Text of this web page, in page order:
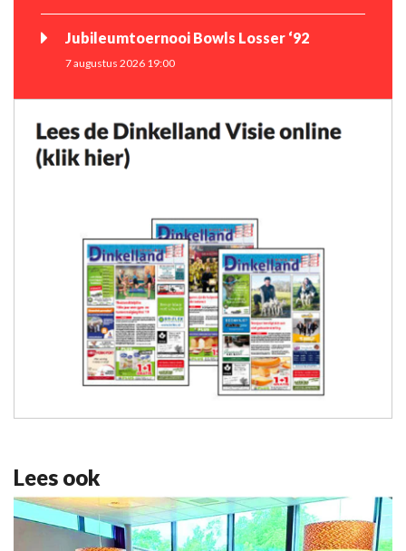
Jubileumtoernooi Bowls Losser ‘92
7 augustus 2026 19:00
Lees ook